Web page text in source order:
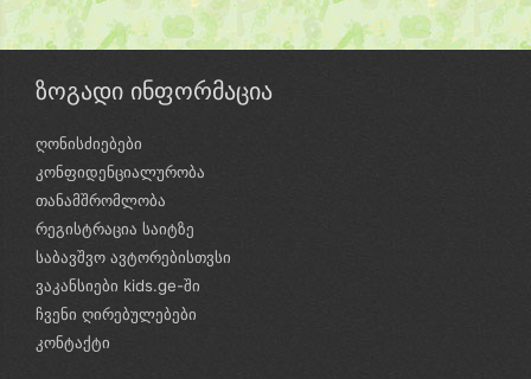
ზოგადი ინფორმაცია
ღონისძიებები
კონფიდენციალურობა
თანამშრომლობა
რეგისტრაცია საიტზე
საბავშვო ავტორებისთვსი
ვაკანსიები kids.ge-ში
ჩვენი ღირებულებები
კონტაქტი